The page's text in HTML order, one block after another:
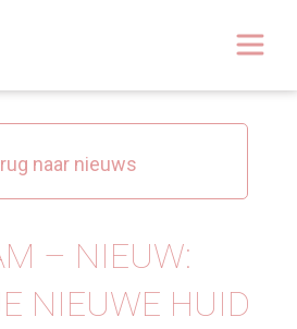
Over
Tarieven 2026
naar nieuws
– NIEUW:
NIEUWE HUID